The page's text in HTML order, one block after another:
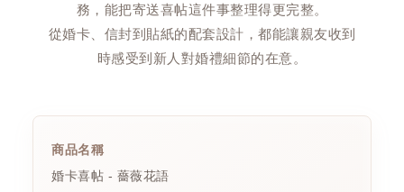
務，能把寄送喜帖這件事整理得更完整。
從婚卡、信封到貼紙的配套設計，都能讓親友收到
時感受到新人對婚禮細節的在意。
商品名稱
婚卡喜帖 - 薔薇花語